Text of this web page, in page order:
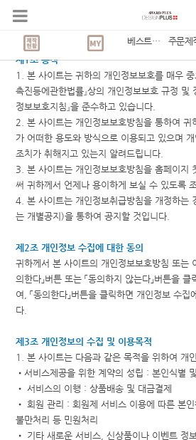
베스트상품 주문제
개인정보처리
제1조 총칙
1. 본 사이트는 귀하의 개인정보보호를 매우 중
촉진등에관한법률』상의 개인정보보호 규정 및
정보보호지침』을 준수하고 있습니다.
2. 본 사이트는 개인정보보호방침을 통하여 귀
가 어떠한 용도와 방식으로 이용되고 있으며
조치가 취해지고 있는지 알려드립니다.
3. 본 사이트는 개인정보보호방침을 홈페이지
써 귀하께서 언제나 용이하게 보실 수 있도록
4. 본 사이트는 개인정보취급방침을 개정하는
는 개별공지)을 통하여 공지할 것입니다.
제2조 개인정보 수집에 대한 동의
귀하께서 본 사이트의 개인정보보호방침 또는
의한다」버튼 또는 「동의하지 않는다」버튼을
여, 「동의한다」버튼을 클릭하면 개인정보 수
다.
제3조 개인정보의 수집 및 이용목적
1. 본 사이트는 다음과 같은 목적을 위하여 개
•서비스제공을 위한 계약의 성립 : 본인식별
• 서비스의 이행 : 상품배송 및 대금결제
• 회원 관리 : 회원제 서비스 이용에 따른 본
불만처리 등 민원처리
• 기타 새로운 서비스, 신상품이나 이벤트 정